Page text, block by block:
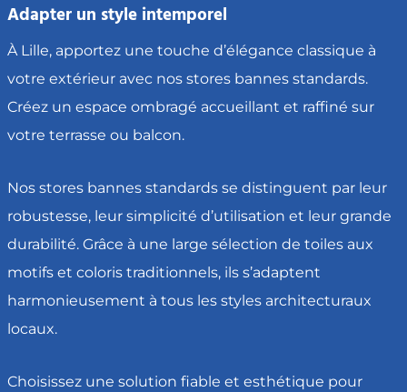
Adapter un style intemporel
À Lille, apportez une touche d’élégance classique à
votre extérieur avec nos stores bannes standards.
Créez un espace ombragé accueillant et raffiné sur
votre terrasse ou balcon.
Nos stores bannes standards se distinguent par leur
robustesse, leur simplicité d’utilisation et leur grande
durabilité. Grâce à une large sélection de toiles aux
motifs et coloris traditionnels, ils s’adaptent
harmonieusement à tous les styles architecturaux
locaux.
Choisissez une solution fiable et esthétique pour